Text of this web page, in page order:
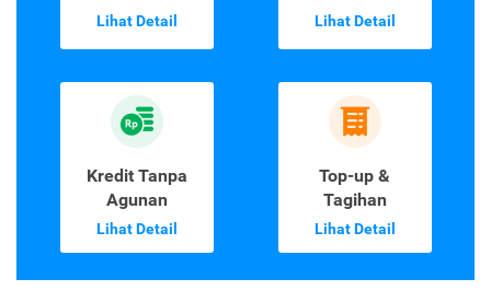
Lihat Detail Lihat Detail
Kredit Tanpa
Agunan
Lihat Detail
Top-up &
Tagihan
Lihat Detail